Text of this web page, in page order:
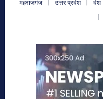
महराजगंज उत्तर प्रदेश देश